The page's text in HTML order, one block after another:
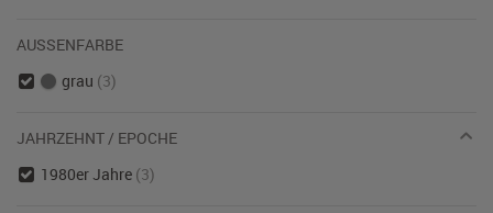
AUSSENFARBE
grau (3)
JAHRZEHNT / EPOCHE
1980er Jahre (3)